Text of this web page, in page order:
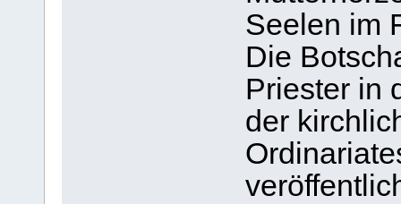
Seelen im
Die
Priester in
der